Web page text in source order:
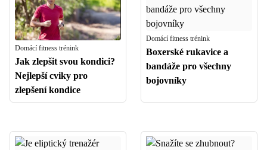
Domácí fitness trénink
Jak zlepšit svou kondici?
Nejlepší cviky pro
zlepšení kondice
Domácí fitness trénink
Boxerské rukavice a
bandáže pro všechny
bojovníky